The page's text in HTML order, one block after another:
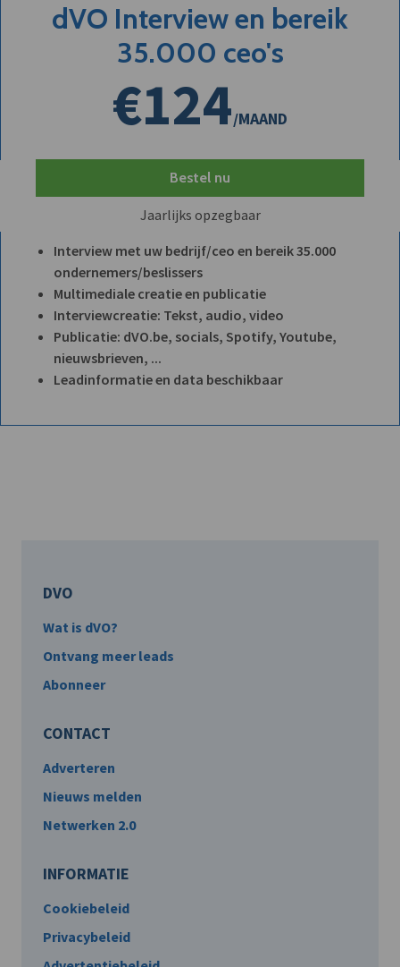
dVO Interview en bereik
35.000 ceo's
€124/MAAND
Bestel nu
Jaarlijks opzegbaar
Interview met uw bedrijf/ceo en bereik 35.000
ondernemers/beslissers
Multimediale creatie en publicatie
Interviewcreatie: Tekst, audio, video
Publicatie: dVO.be, socials, Spotify, Youtube,
nieuwsbrieven, ...
Leadinformatie en data beschikbaar
DVO
Wat is dVO?
Ontvang meer leads
Abonneer
CONTACT
Adverteren
Nieuws melden
Netwerken 2.0
INFORMATIE
Cookiebeleid
Privacybeleid